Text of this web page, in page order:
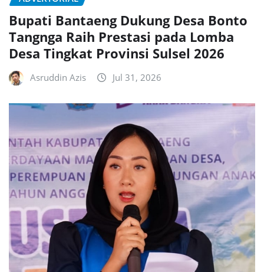
Bupati Bantaeng Dukung Desa Bonto
Tangnga Raih Prestasi pada Lomba
Desa Tingkat Provinsi Sulsel 2026
Asruddin Azis Jul 31, 2026